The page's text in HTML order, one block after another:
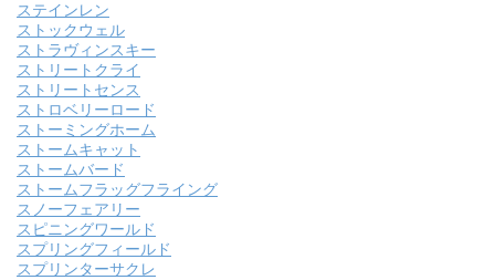
ステインレン
ストックウェル
ストラヴィンスキー
ストリートクライ
ストリートセンス
ストロベリーロード
ストーミングホーム
ストームキャット
ストームバード
ストームフラッグフライング
スノーフェアリー
スピニングワールド
スプリングフィールド
スプリンターサクレ